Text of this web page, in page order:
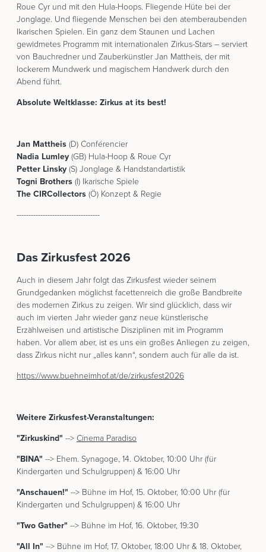
Roue Cyr und mit den Hula-Hoops. Fliegende Hüte bei der
Jonglage. Und fliegende Menschen bei den atemberaubenden
Ikarischen Spielen. Ein ganz dem Staunen und Lachen
gewidmetes Programm mit internationalen Zirkus-Stars – serviert
von Bauchredner und Zauberkünstler Jan Mattheis, der mit
lockerem Mundwerk und magischem Handwerk durch den
Abend führt.
Absolute Weltklasse: Zirkus at its best!
Jan Mattheis (D) Conférencier
Nadia Lumley (GB) Hula-Hoop & Roue Cyr
Petter Linsky (S) Jonglage & Handstandartistik
Togni Brothers (I) Ikarische Spiele
The CIRCollectors (Ö) Konzept & Regie
-----------------------------------
Das Zirkusfest 2026
Auch in diesem Jahr folgt das Zirkusfest wieder seinem
Grundgedanken möglichst facettenreich die große Bandbreite
des modernen Zirkus zu zeigen. Wir sind glücklich, dass wir
auch im vierten Jahr wieder ganz neue künstlerische
Erzählweisen und artistische Disziplinen mit im Programm
haben. Vor allem aber, ist es uns ein großes Anliegen zu zeigen,
dass Zirkus nicht nur „alles kann“, sondern auch für alle da ist.
https://www.buehneimhof.at/de/zirkusfest2026
Weitere Zirkusfest-Veranstaltungen:
"Zirkuskind" --> Cinema Paradiso
"BINA" --> Ehem. Synagoge, 14. Oktober, 10:00 Uhr (für
Kindergarten und Schulgruppen) & 16:00 Uhr
"Anschauen!" --> Bühne im Hof, 15. Oktober, 10:00 Uhr (für
Kindergarten und Schulgruppen) & 16:00 Uhr
"Two Gather" --> Bühne im Hof, 16. Oktober, 19:30
"All In" --> Bühne im Hof, 17. Oktober, 18:00 Uhr & 18. Oktober,